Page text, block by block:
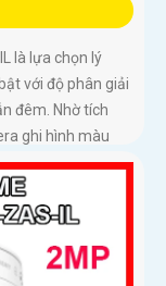
là lựa chọn lý
với độ phân giải
đêm. Nhờ tích
ghi hình màu
bị micro thu âm
nghệ AI nhận